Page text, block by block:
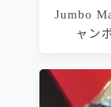
Jumbo
ャン